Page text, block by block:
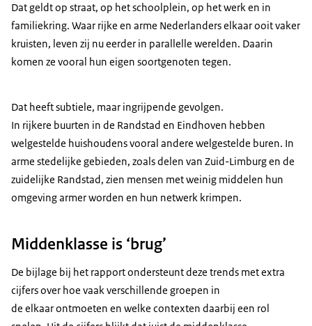
Dat geldt op straat, op het schoolplein, op het werk en in
familiekring. Waar rijke en arme Nederlanders elkaar ooit vaker
kruisten, leven zij nu eerder in parallelle werelden. Daarin
komen ze vooral hun eigen soortgenoten tegen.
Dat heeft subtiele, maar ingrijpende gevolgen.
In rijkere buurten in de Randstad en Eindhoven hebben
welgestelde huishoudens vooral andere welgestelde buren. In
arme stedelijke gebieden, zoals delen van Zuid-Limburg en de
zuidelijke Randstad, zien mensen met weinig middelen hun
omgeving armer worden en hun netwerk krimpen.
Middenklasse is ‘brug’
De bijlage bij het rapport ondersteunt deze trends met extra
cijfers over hoe vaak verschillende groepen in
de elkaar ontmoeten en welke contexten daarbij een rol